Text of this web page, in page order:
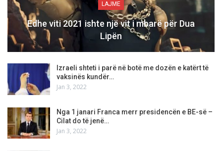
LAJME
Edhe viti 2021 ishte një vit i mbarë për Dua
Lipën
Izraeli shteti i parë në botë me dozën e katërt të
vaksinës kundër…
Jan 3, 2022
Nga 1 janari Franca merr presidencën e BE-së –
Cilat do të jenë…
Jan 3, 2022